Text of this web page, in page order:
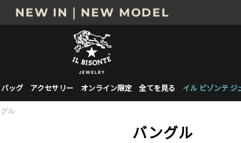
NEW IN｜NEW MODEL
時まで｜税込11,000円以上で送料無料
シーンから選べる、新しいギフトガイド
NEW IN｜COLOR LEATHER
バッグ アクセサリー オンライン限定 全てを見る イル ビゾンテ ジ
ル
バングル